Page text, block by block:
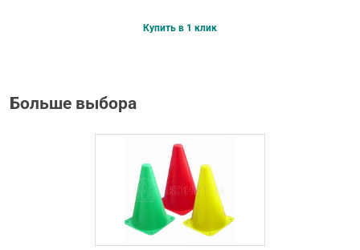
Купить в 1 клик
Больше выбора